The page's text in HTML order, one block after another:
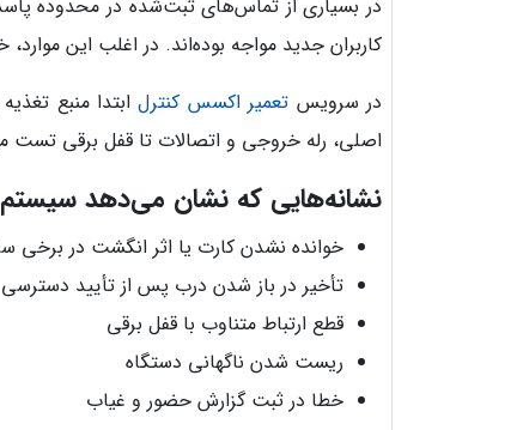
در بسیاری از تماس‌های ثبت‌شده در محدوده
کاربران جدید مواجه بوده‌اند. در اغلب این
در سرویس تعمیر اکسس کنترلابتدا منبع
اصلی، رله خروجی و اتصالات تا قفل برقی
نشانه‌هایی که نشان می‌دهد سیستم
خوانده نشدن کارت یا اثر انگشت در برخی
تأخیر در باز شدن درب پس از تأیید دسترسی
قطع ارتباط متناوب با قفل برقی
ریست شدن ناگهانی دستگاه
خطا در ثبت گزارش حضور و غیاب